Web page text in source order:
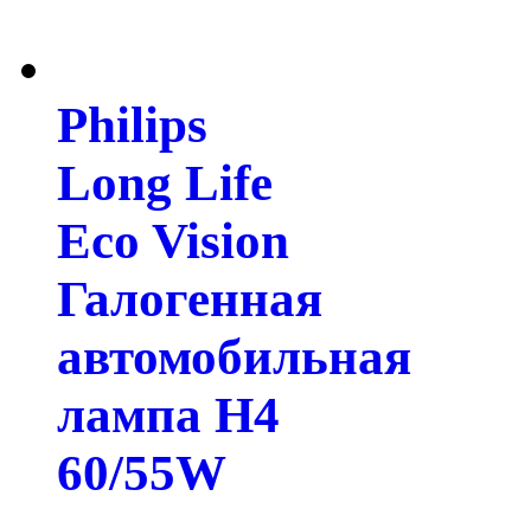
Philips
Long Life
Eco Vision
Галогенная
автомобильная
лампа H4
60/55W